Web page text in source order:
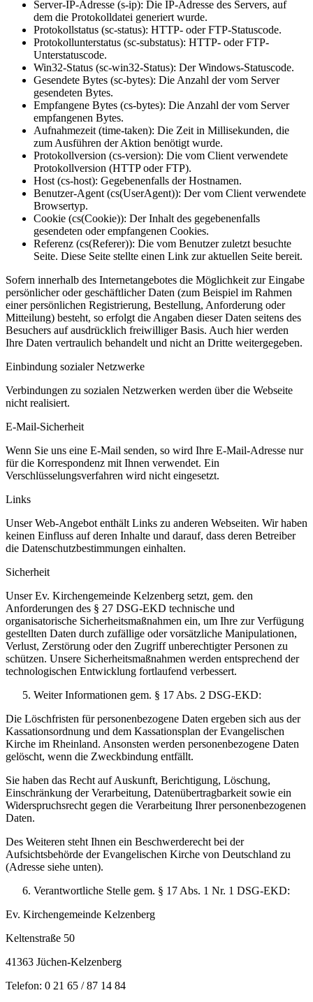
Server-IP-Adresse (s-ip): Die IP-Adresse des Servers, auf
dem die Protokolldatei generiert wurde.
Protokollstatus (sc-status): HTTP- oder FTP-Statuscode.
Protokollunterstatus (sc-substatus): HTTP- oder FTP-
Unterstatuscode.
Win32-Status (sc-win32-Status): Der Windows-Statuscode.
Gesendete Bytes (sc-bytes): Die Anzahl der vom Server
gesendeten Bytes.
Empfangene Bytes (cs-bytes): Die Anzahl der vom Server
empfangenen Bytes.
Aufnahmezeit (time-taken): Die Zeit in Millisekunden, die
zum Ausführen der Aktion benötigt wurde.
Protokollversion (cs-version): Die vom Client verwendete
Protokollversion (HTTP oder FTP).
Host (cs-host): Gegebenenfalls der Hostnamen.
Benutzer-Agent (cs(UserAgent)): Der vom Client verwendete
Browsertyp.
Cookie (cs(Cookie)): Der Inhalt des gegebenenfalls
gesendeten oder empfangenen Cookies.
Referenz (cs(Referer)): Die vom Benutzer zuletzt besuchte
Seite. Diese Seite stellte einen Link zur aktuellen Seite bereit.
Sofern innerhalb des Internetangebotes die Möglichkeit zur Eingabe
persönlicher oder geschäftlicher Daten (zum Beispiel im Rahmen
einer persönlichen Registrierung, Bestellung, Anforderung oder
Mitteilung) besteht, so erfolgt die Angaben dieser Daten seitens des
Besuchers auf ausdrücklich freiwilliger Basis. Auch hier werden
Ihre Daten vertraulich behandelt und nicht an Dritte weitergegeben.
Einbindung sozialer Netzwerke
Verbindungen zu sozialen Netzwerken werden über die Webseite
nicht realisiert.
E-Mail-Sicherheit
Wenn Sie uns eine E-Mail senden, so wird Ihre E-Mail-Adresse nur
für die Korrespondenz mit Ihnen verwendet. Ein
Verschlüsselungsverfahren wird nicht eingesetzt.
Links
Unser Web-Angebot enthält Links zu anderen Webseiten. Wir haben
keinen Einfluss auf deren Inhalte und darauf, dass deren Betreiber
die Datenschutzbestimmungen einhalten.
Sicherheit
Unser Ev. Kirchengemeinde Kelzenberg setzt, gem. den
Anforderungen des § 27 DSG-EKD technische und
organisatorische Sicherheitsmaßnahmen ein, um Ihre zur Verfügung
gestellten Daten durch zufällige oder vorsätzliche Manipulationen,
Verlust, Zerstörung oder den Zugriff unberechtigter Personen zu
schützen. Unsere Sicherheitsmaßnahmen werden entsprechend der
technologischen Entwicklung fortlaufend verbessert.
Weiter Informationen gem. § 17 Abs. 2 DSG-EKD:
Die Löschfristen für personenbezogene Daten ergeben sich aus der
Kassationsordnung und dem Kassationsplan der Evangelischen
Kirche im Rheinland. Ansonsten werden personenbezogene Daten
gelöscht, wenn die Zweckbindung entfällt.
Sie haben das Recht auf Auskunft, Berichtigung, Löschung,
Einschränkung der Verarbeitung, Datenübertragbarkeit sowie ein
Widerspruchsrecht gegen die Verarbeitung Ihrer personenbezogenen
Daten.
Des Weiteren steht Ihnen ein Beschwerderecht bei der
Aufsichtsbehörde der Evangelischen Kirche von Deutschland zu
(Adresse siehe unten).
Verantwortliche Stelle gem. § 17 Abs. 1 Nr. 1 DSG-EKD:
Ev. Kirchengemeinde Kelzenberg
Keltenstraße 50
41363 Jüchen-Kelzenberg
Telefon: 0 21 65 / 87 14 84